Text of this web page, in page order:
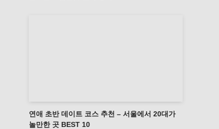
연애 초반 데이트 코스 추천 – 서울에서 20대가
놀만한 곳 BEST 10